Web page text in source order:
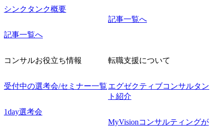
シンクタンク概要
記事一覧へ
記事一覧へ
コンサルお役立ち情報
受付中の選考会/セミナー一覧
1day選考会
転職支援について
エグゼクティブコンサルタン
ト紹介
MyVisionコンサルティングが